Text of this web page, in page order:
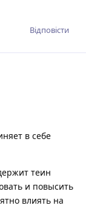
Відповісти
в себе
теин
и повысить
влиять на